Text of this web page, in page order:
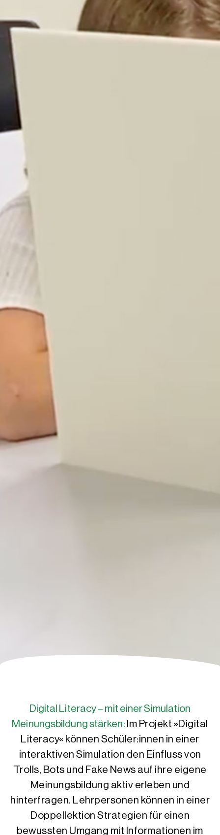
Digital Literacy – mit einer Simulation
Meinungsbildung stärken: Im Projekt »Digital
Literacy« können Schüler:innen in einer
interaktiven Simulation den Einfluss von
Trolls, Bots und Fake News auf ihre eigene
Meinungsbildung aktiv erleben und
hinterfragen. Lehrpersonen können in einer
Doppellektion Strategien für einen
bewussten Umgang mit Informationen im